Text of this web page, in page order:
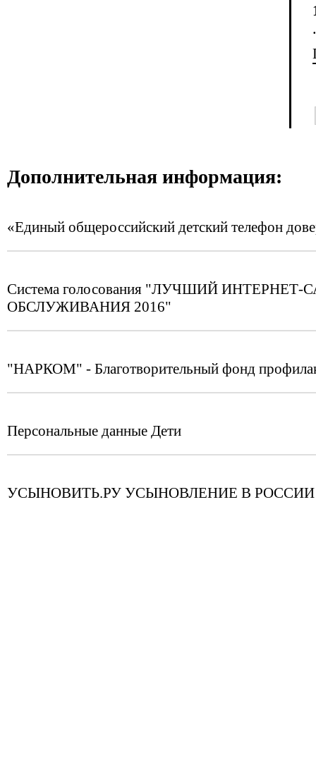
Дополнительная информация:
«Единый общероссийский детский телефон
Система голосования "ЛУЧШИЙ
ОБСЛУЖИВАНИЯ 2016"
"НАРКОМ" - Благотворительный фонд
Персональные данные Дети
УСЫНОВИТЬ.РУ УСЫНОВЛЕНИЕ В РОССИИ